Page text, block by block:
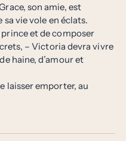
son amie, est
vie vole en éclats.
et de composer
– Victoria devra vivre
haine, d’amour et
laisser emporter, au